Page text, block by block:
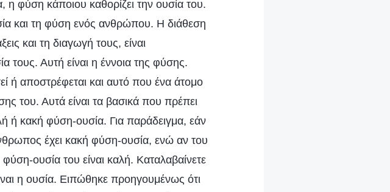
η φύση κάποιου καθορίζει την ουσία του.
και τη φύση ενός ανθρώπου. Η διάθεση
και τη διαγωγή τους, είναι
τους. Αυτή είναι η έννοια της φύσης.
ή αποστρέφεται και αυτό που ένα άτομο
του. Αυτά είναι τα βασικά που πρέπει
ή κακή φύση-ουσία. Για παράδειγμα, εάν
έχει κακή φύση-ουσία, ενώ αν του
φύση-ουσία του είναι καλή. Καταλαβαίνετε
η ουσία. Ειπώθηκε προηγουμένως ότι